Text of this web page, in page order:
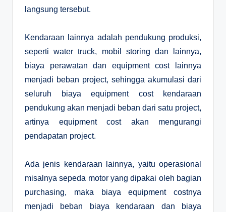
langsung tersebut.
Kendaraan lainnya adalah pendukung produksi,
seperti water truck, mobil storing dan lainnya,
biaya perawatan dan equipment cost lainnya
menjadi beban project, sehingga akumulasi dari
seluruh biaya equipment cost kendaraan
pendukung akan menjadi beban dari satu project,
artinya equipment cost akan mengurangi
pendapatan project.
Ada jenis kendaraan lainnya, yaitu operasional
misalnya sepeda motor yang dipakai oleh bagian
purchasing, maka biaya equipment costnya
menjadi beban biaya kendaraan dan biaya